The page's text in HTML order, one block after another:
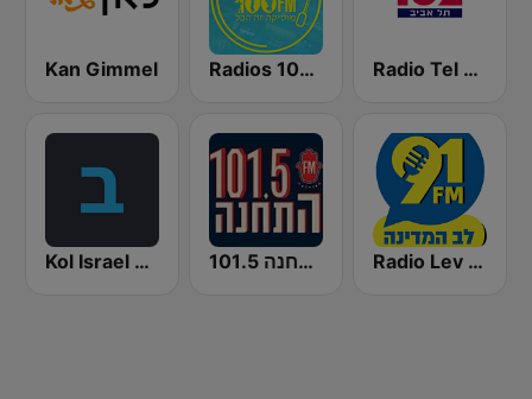
Kan Gimmel Radios 100FM (רדיוס) Radio Tel Aviv 102FM (רדיו תל אביב)
Kol Israel Reshet Bet התחנה 101.5 Radio Lev HaMedina 91 FM (לב המדינה)